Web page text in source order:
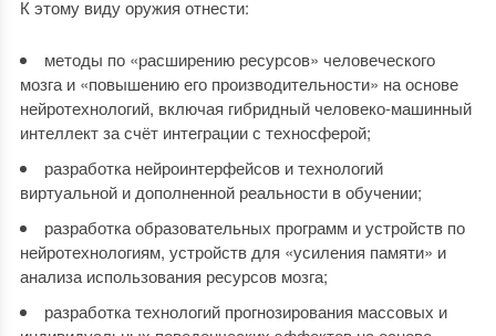
К этому виду оружия отнести:
методы по «расширению ресурсов» человеческого
мозга и «повышению его производительности» на основе
нейротехнологий, включая гибридный человеко-машинный
интеллект за счёт интеграции с техносферой;
разработка нейроинтерфейсов и технологий
виртуальной и дополненной реальности в обучении;
разработка образовательных программ и устройств по
нейротехнологиям, устройств для «усиления памяти» и
анализа использования ресурсов мозга;
разработка технологий прогнозирования массовых и